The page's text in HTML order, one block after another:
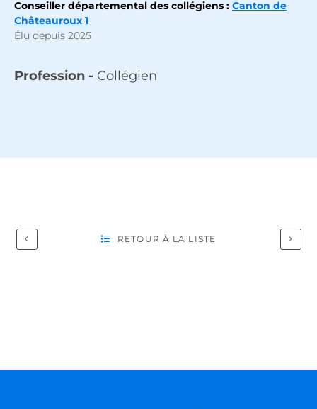
Conseiller départemental des collégiens : Canton de
Châteauroux 1
Élu depuis 2025
Profession - Collégien
RETOUR À LA LISTE